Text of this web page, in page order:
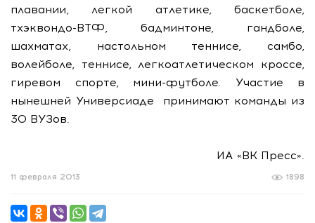
плавании, легкой атлетике, баскетболе,
тхэквондо-ВТФ, бадминтоне, гандболе,
шахматах, настольном теннисе, самбо,
волейболе, теннисе, легкоатлетическом кроссе,
гиревом спорте, мини-футболе. Участие в
нынешней Универсиаде принимают команды из
30 ВУЗов.
ИА «ВК Пресс».
1898
11 февраля 2013